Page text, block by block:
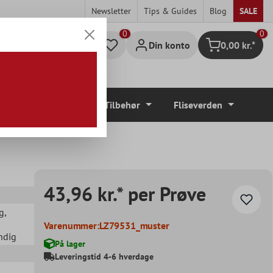
Newsletter Tips & Guides Blog SALE
Din konto Indkøbskurv
0
0,00 kr.*
Tilbehør Fliseverden
,
43,96 kr.* per Prøve
Varenummer:LZ79531_muster
På lager
Leveringstid 4-6 hverdage